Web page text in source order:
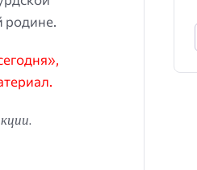
родине.